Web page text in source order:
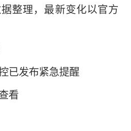
据整理，最新变化以官方
已发布紧急提醒
看